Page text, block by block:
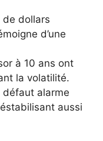
de dollars
d’une
à 10 ans ont
la volatilité.
alarme
aussi